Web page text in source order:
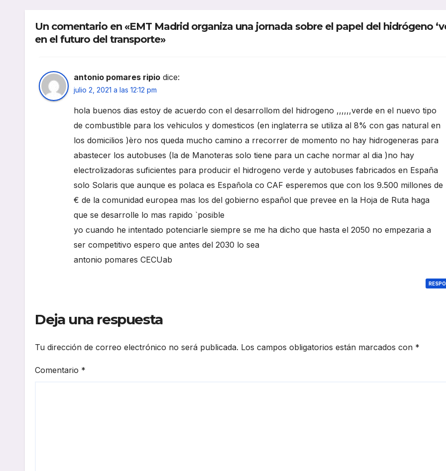
Un comentario en «EMT Madrid organiza una jornada sobre el papel del hidrógeno
en el futuro del transporte»
antonio pomares ripio dice:
julio 2, 2021 a las 12:12 pm
hola buenos dias estoy de acuerdo con el desarrollom del hidrogeno ,,,,,,verde en el nuevo tipo
de combustible para los vehiculos y domesticos (en inglaterra se utiliza al 8% con gas natural en
los domicilios )èro nos queda mucho camino a rrecorrer de momento no hay hidrogeneras para
abastecer los autobuses (la de Manoteras solo tiene para un cache normar al dia )no hay
electrolizadoras suficientes para producir el hidrogeno verde y autobuses fabricados en España
solo Solaris que aunque es polaca es Española co CAF esperemos que con los 9.500 millones de
€ de la comunidad europea mas los del gobierno español que prevee en la Hoja de Ruta haga
que se desarrolle lo mas rapido `posible
yo cuando he intentado potenciarle siempre se me ha dicho que hasta el 2050 no empezaria a
ser competitivo espero que antes del 2030 lo sea
antonio pomares CECUab
Deja una respuesta
Tu dirección de correo electrónico no será publicada. Los campos obligatorios están marcados con *
Comentario *